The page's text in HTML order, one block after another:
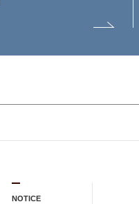
NOTICE